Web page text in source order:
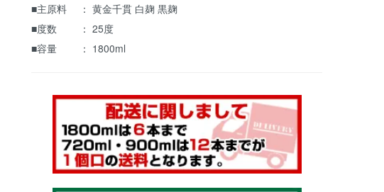
■主原料 ： 黄金千貫 白麹 黒麹
■度数 ： 25度
■容量 ： 1800ml